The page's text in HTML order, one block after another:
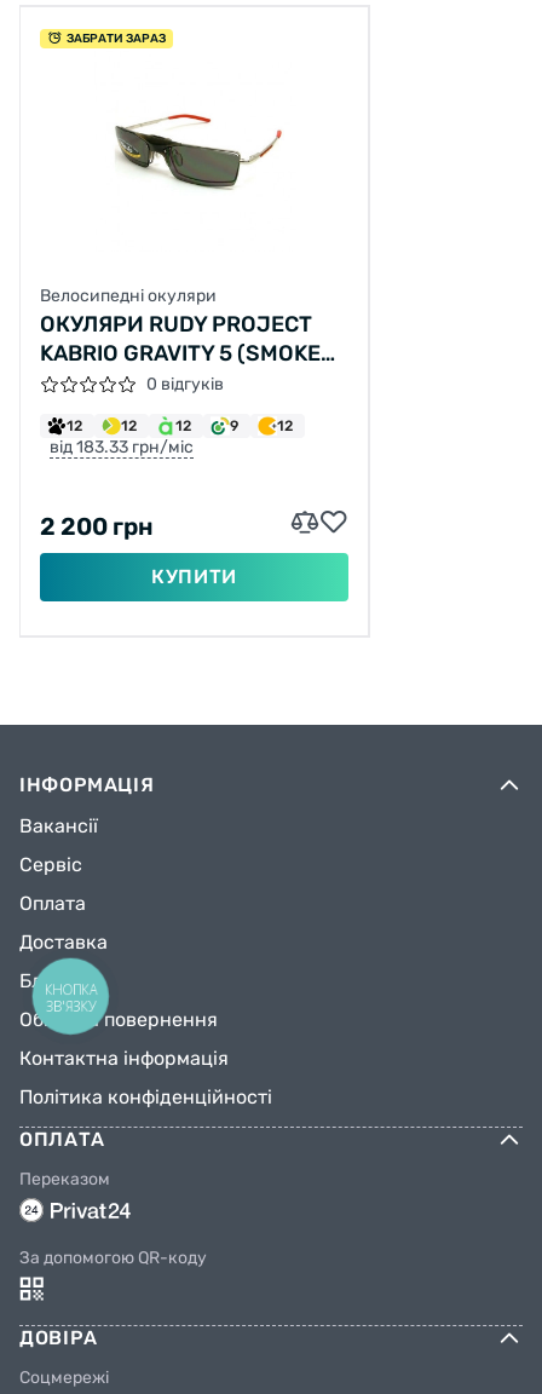
ЗАБРАТИ ЗАРАЗ
Велосипедні окуляри
ОКУЛЯРИ RUDY PROJECT
KABRIO GRAVITY 5 (SMOKE
BLACK KROMO)
0 відгуків
12 12 12 9 12
від 183.33 грн/міс
2 200 грн
КУПИТИ
ІНФОРМАЦІЯ
Вакансії
Сервіс
Оплата
Доставка
Блог
Обмін та повернення
Контактна інформація
Політика конфіденційності
ОПЛАТА
Переказом
За допомогою QR-коду
ДОВІРА
Соцмережі
КНОПКА
ЗВ'ЯЗКУ